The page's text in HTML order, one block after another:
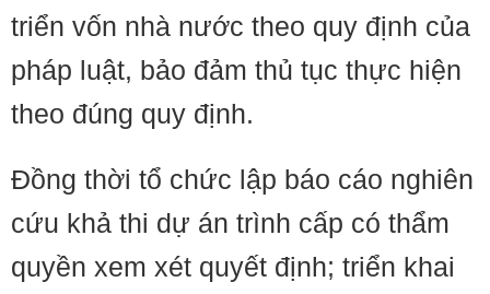
triển vốn nhà nước theo quy định của
pháp luật, bảo đảm thủ tục thực hiện
theo đúng quy định.
Đồng thời tổ chức lập báo cáo nghiên
cứu khả thi dự án trình cấp có thẩm
quyền xem xét quyết định; triển khai